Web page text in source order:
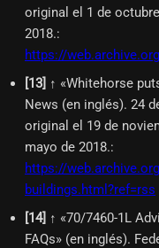
original el 1 de
2018.:
https://
[13] ↑ «Whitehorse
News (en inglés). 24
original el 19 de
mayo de 2018.:
https://
buildings.html?ref=rss
[14] ↑ «70/7460-1L
FAQs» (en inglés).